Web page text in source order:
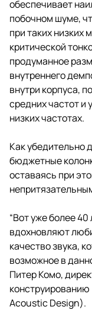
обеспечивает
побочном шуме,
при таких низких
критической
продуманное
внутреннего
внутри корпуса,
средних частот и
низких частотах.
Как убедительно
бюджетные
оставаясь при
“Вот уже более
вдохновляют
качество звука,
возможное в
Питер Комо,
Acoustic Design).